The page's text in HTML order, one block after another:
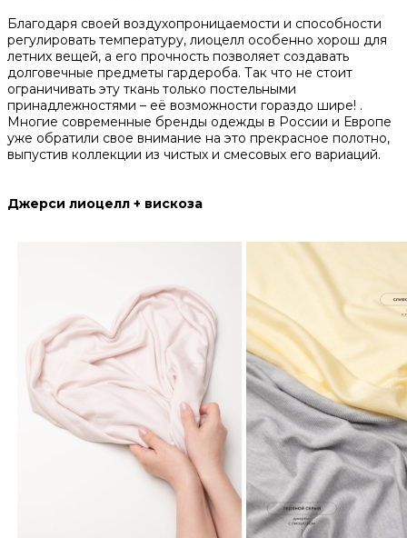
Благодаря своей воздухопроницаемости и способности
регулировать температуру, лиоцелл особенно хорош для
летних вещей, а его прочность позволяет создавать
долговечные предметы гардероба. Так что не стоит
ограничивать эту ткань только постельными
принадлежностями – её возможности гораздо шире! .
Многие современные бренды одежды в России и Европе
уже обратили свое внимание на это прекрасное полотно,
выпустив коллекции из чистых и смесовых его вариаций.
Джерси лиоцелл + вискоза